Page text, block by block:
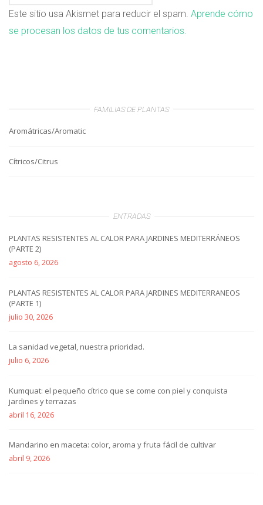
Este sitio usa Akismet para reducir el spam. Aprende cómo
se procesan los datos de tus comentarios.
FAMILIAS DE PLANTAS
Aromátricas/Aromatic
Cítricos/Citrus
ENTRADAS
PLANTAS RESISTENTES AL CALOR PARA JARDINES MEDITERRÁNEOS
(PARTE 2)
agosto 6, 2026
PLANTAS RESISTENTES AL CALOR PARA JARDINES MEDITERRANEOS
(PARTE 1)
julio 30, 2026
La sanidad vegetal, nuestra prioridad.
julio 6, 2026
Kumquat: el pequeño cítrico que se come con piel y conquista
jardines y terrazas
abril 16, 2026
Mandarino en maceta: color, aroma y fruta fácil de cultivar
abril 9, 2026